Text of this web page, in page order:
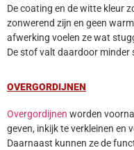
De coating en de witte kleur
zonwerend zijn en geen
afwerking voelen ze wat
De stof valt daardoor minder
OVERGORDIJNEN
Overgordijnen worden
geven, inkijk te verkleinen en
Daarnaast kunnen ze de